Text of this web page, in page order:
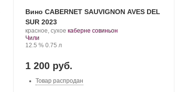
Вино CABERNET SAUVIGNON AVES DEL
SUR 2023
красное, сухое .каберне совиньон.
Регион:
Чили
Крепость
12.5 %. Объем
0.75 л
1 200 руб.
Товар распродан